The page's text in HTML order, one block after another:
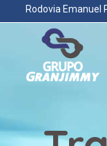
Rodovia Emanuel